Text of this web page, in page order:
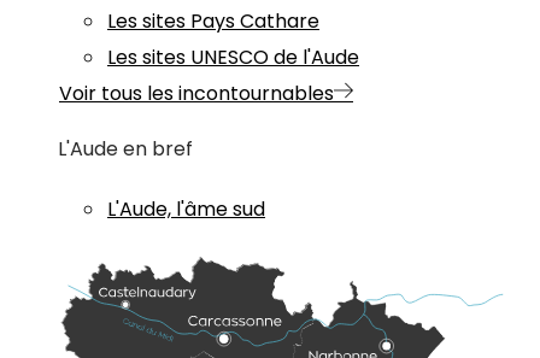
Les sites Pays Cathare
Les sites UNESCO de l'Aude
Voir tous les incontournables
L'Aude en bref
L'Aude, l'âme sud